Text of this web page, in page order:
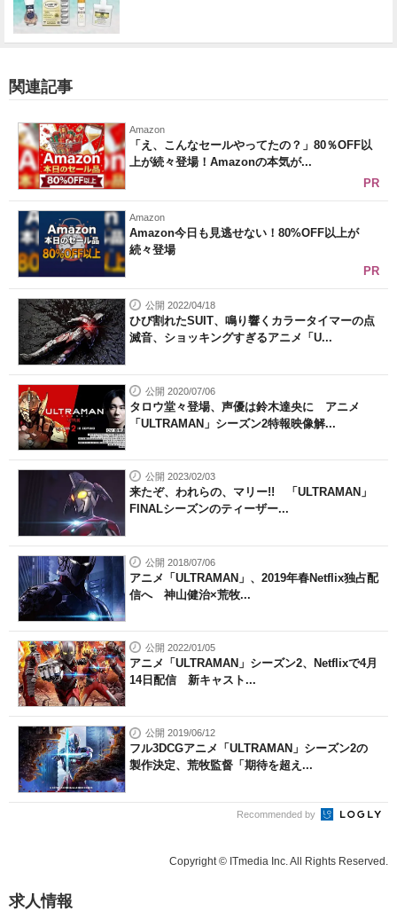
関連記事
Amazon
「え、こんなセールやってたの？」80％OFF以
上が続々登場！Amazonの本気が...
PR
Amazon
Amazon今日も見逃せない！80%OFF以上が
続々登場
PR
公開 2022/04/18
ひび割れたSUIT、鳴り響くカラータイマーの点
滅音、ショッキングすぎるアニメ「U...
公開 2020/07/06
タロウ堂々登場、声優は鈴木達央に アニメ
「ULTRAMAN」シーズン2特報映像解...
公開 2023/02/03
来たぞ、われらの、マリー!! 「ULTRAMAN」
FINALシーズンのティーザー...
公開 2018/07/06
アニメ「ULTRAMAN」、2019年春Netflix独占配
信へ 神山健治×荒牧...
公開 2022/01/05
アニメ「ULTRAMAN」シーズン2、Netflixで4月
14日配信 新キャスト...
公開 2019/06/12
フル3DCGアニメ「ULTRAMAN」シーズン2の
製作決定、荒牧監督「期待を超え...
Recommended by
Copyright © ITmedia Inc. All Rights Reserved.
求人情報